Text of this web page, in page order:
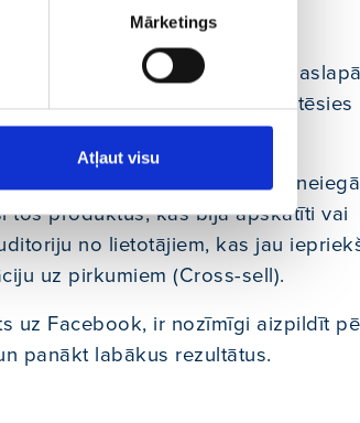
Mārketings
Atļaut visu
ir iegādājušies preces
kam rādīt reklāmu, orientēsies
pievienoja tos grozam, bet
tos produktus, kas bija apskatīti vai
no lietotājiem, kas jau
uz pirkumiem (Cross-sell).
uz Facebook, ir nozīmīgi aizpildīt
panākt labākus rezultātus.